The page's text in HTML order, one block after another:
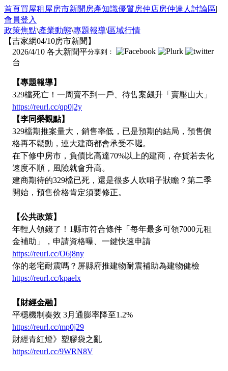
首頁買屋租屋房市新聞 房產知識優質房仲店房仲達人 討論區|
會員登入
政策焦點\產業動態\專題報導\區域行情
【吉家網04/10房市新聞】
分享到：
2026/4/10 各大新聞平
台
【專題報導】
329檔死亡！一周賣不到一戶、待售案飆升「賣壓山大」
https://reurl.cc/qp0j2y
【李同榮觀點】
329檔期推案量大，銷售率低，已是預期的結局，預售價
格再不鬆動，連大建商都會承受不𠺬。
在下修中房市，負債比高達70%以上的建商，存貨若去化
速度不順，風險就會升高。
建商期待的329檔已死，還是很多人吹哨子狀瞻？第二季
開始，預售价格肯定須要修正。
【公共政策】
年輕人領錢了！1縣市符合條件「每年最多可領7000元租
金補助」，申請資格曝、一鍵快速申請
https://reurl.cc/O6j8ny
你的老宅耐震嗎？屏縣府推建物耐震補助為建物健檢
https://reurl.cc/kpaelx
【財經金融】
平穩機制奏效 3月通膨率降至1.2%
https://reurl.cc/mp0j29
財經青紅燈》塑膠袋之亂
https://reurl.cc/9WRN8V